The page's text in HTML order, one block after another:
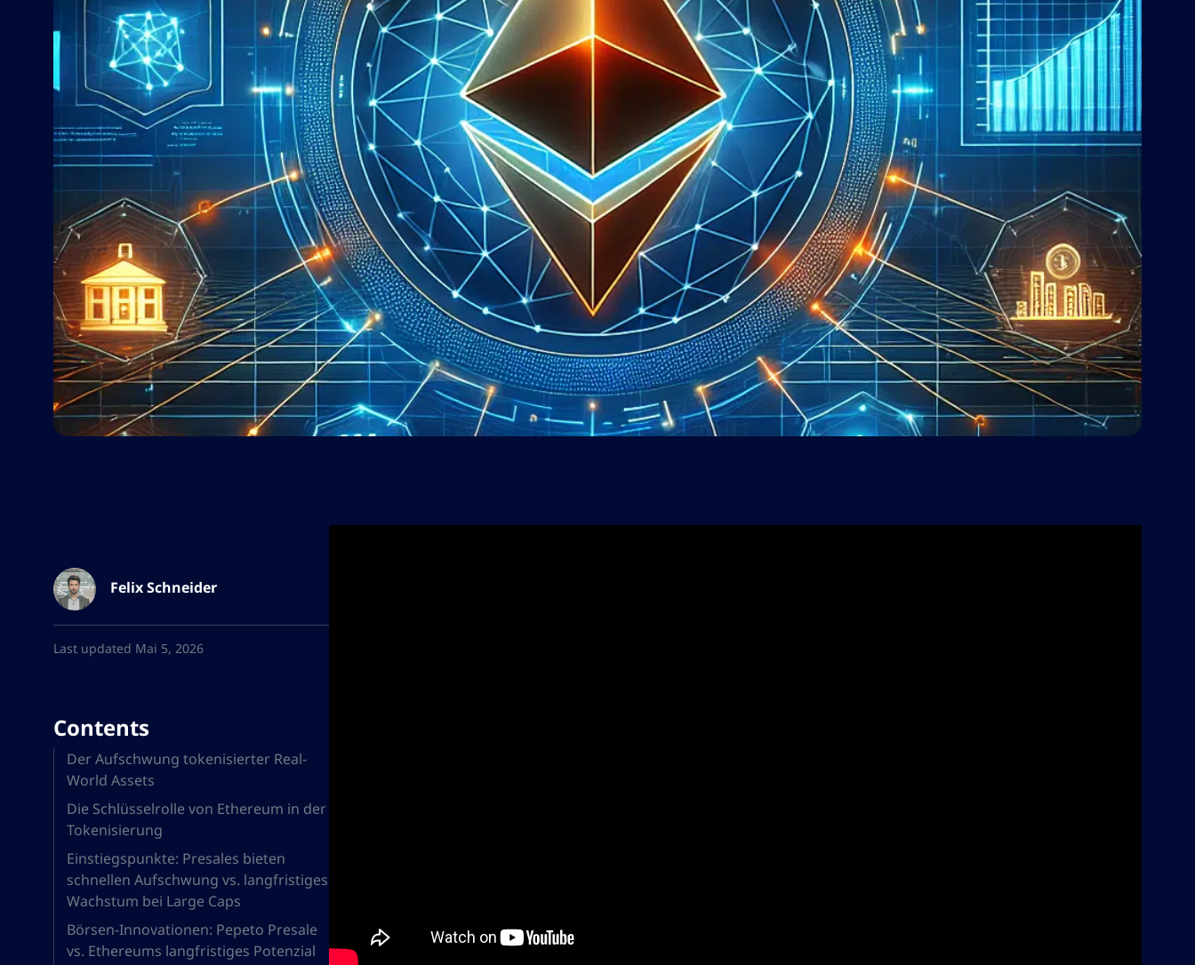
Felix Schneider
Last updated Mai 5, 2026
Contents
Der Aufschwung tokenisierter Real-
World Assets
Die Schlüsselrolle von Ethereum in der
Tokenisierung
Einstiegspunkte: Presales bieten
schnellen Aufschwung vs. langfristiges
Wachstum bei Large Caps
Börsen-Innovationen: Pepeto Presale
vs. Ethereums langfristiges Potenzial